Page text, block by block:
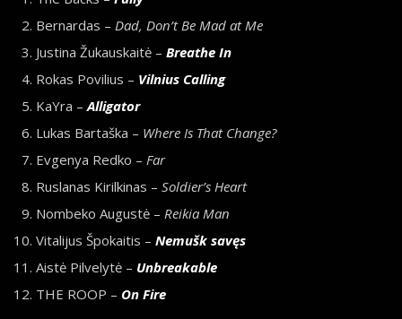
Bernardas – Dad, Don’t Be Mad at Me
Justina Žukauskaitė – Breathe In
Rokas Povilius – Vilnius Calling
KaYra –Alligator
Lukas Bartaška – Where Is That Change?
Evgenya Redko – Far
Ruslanas Kirilkinas – Soldier’s Heart
Nombeko Augustė – Reikia Man
Vitalijus Špokaitis – Nemušk savęs
Aistė Pilvelytė – Unbreakable
THE ROOP – On Fire